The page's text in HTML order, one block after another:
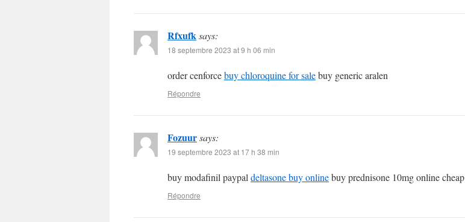
Rfxufksays:
18 septembre 2023 at 9 h 06 min
order cenforcebuy chloroquine for salebuy generic aralen
Répondre
Fozuursays:
19 septembre 2023 at 17 h 38 min
buy modafinil paypal deltasone buy onlinebuy prednisone 10mg online cheap
Répondre